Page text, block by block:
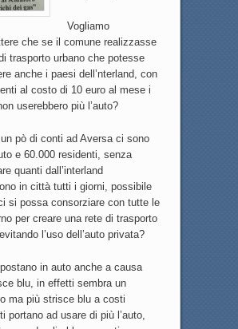
Vogliamo
che se il comune realizzasse
trasporto urbano che potesse
anche i paesi dell’nterland, con
al costo di 10 euro al mese i
userebbero più l’auto?
pò di conti ad Aversa ci sono
e 60.000 residenti, senza
quanti dall’interland
in città tutti i giorni, possibile
si possa consorziare con tutte le
per creare una rete di trasporto
l’uso dell’auto privata?
in auto anche a causa
blu, in effetti sembra un
ma più strisce blu a costi
portano ad usare di più l’auto,